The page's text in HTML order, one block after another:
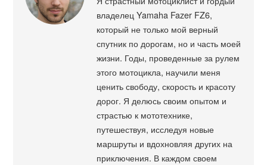
владелец Yamaha Fazer FZ6,
который не только мой верный
спутник по дорогам, но и часть моей
жизни. Годы, проведенные за рулем
этого мотоцикла, научили меня
ценить свободу, скорость и красоту
дорог. Я делюсь своим опытом и
страстью к мототехнике,
путешествуя, исследуя новые
маршруты и вдохновляя других на
приключения. В каждом своем